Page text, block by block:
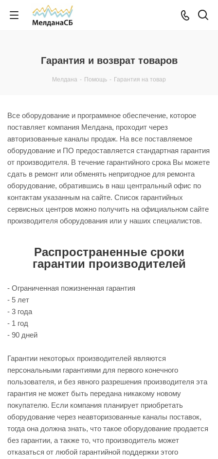
Гарантия и возврат товаров
Мелдана - Помощь - Гарантия на товар
Все оборудование и программное обеспечение, которое
поставляет компания Мелдана, проходит через
авторизованные каналы продаж. На все поставляемое
оборудование и ПО предоставляется стандартная гарантия
от производителя. В течение гарантийного срока Вы можете
сдать в ремонт или обменять непригодное для ремонта
оборудование, обратившись в наш центральный офис по
контактам указанным на сайте. Список гарантийных
сервисных центров можно получить на официальном сайте
производителя оборудования или у наших специалистов.
Распространенные сроки
гарантии производителей
- Ограниченная пожизненная гарантия
- 5 лет
- 3 года
- 1 год
- 90 дней
Гарантии некоторых производителей являются
персональными гарантиями для первого конечного
пользователя, и без явного разрешения производителя эта
гарантия не может быть передана никакому новому
покупателю. Если компания планирует приобретать
оборудование через неавторизованные каналы поставок,
тогда она должна знать, что такое оборудование продается
без гарантии, а также то, что производитель может
отказаться от любой гарантийной поддержки этого